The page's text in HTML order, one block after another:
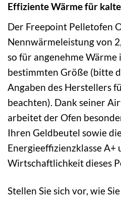
Effiziente Wärme für kalte
Der Freepoint Pelletofen
Nennwärmeleistung von
so für angenehme Wärme
bestimmten Größe (bitte
Angaben des Herstellers
beachten). Dank seiner
arbeitet der Ofen
Ihren Geldbeutel sowie
Energieeffizienzklasse
Wirtschaftlichkeit dieses
Stellen Sie sich vor, wie